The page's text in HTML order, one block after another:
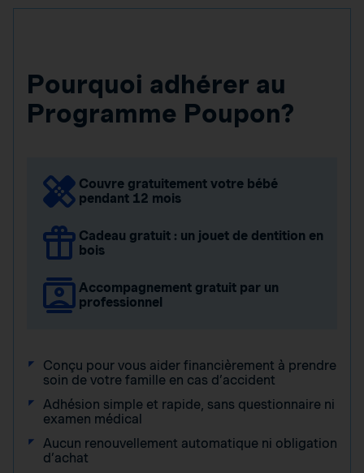
Pourquoi adhérer au
Programme Poupon?
Couvre gratuitement votre bébé
pendant 12 mois
Cadeau gratuit : un jouet de dentition en
bois
Accompagnement gratuit par un
professionnel
Conçu pour vous aider financièrement à prendre
soin de votre famille en cas d’accident
Adhésion simple et rapide, sans questionnaire ni
examen médical
Aucun renouvellement automatique ni obligation
d’achat